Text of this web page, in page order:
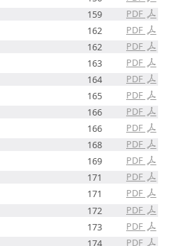
PDF
159
PDF
162
PDF
162
PDF
163
PDF
164
PDF
165
PDF
166
PDF
166
PDF
168
PDF
169
PDF
171
PDF
171
PDF
172
PDF
173
PDF
174